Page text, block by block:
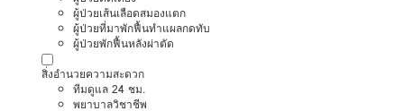
ผู้ป่วยเส้นเลือดสมองแตก
ผู้ป่วยที่มาพักฟื้นทำแผลกดทับ
ผู้ป่วยพักฟื้นหลังผ่าตัด
สิ่งอำนวยความสะดวก
ทีมดูแล 24 ชม.
พยาบาลวิชาชีพ